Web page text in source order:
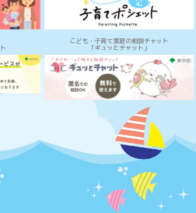
こども・子育て家庭の相談チャット
「ギュッとチャット」